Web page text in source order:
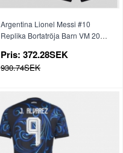
Argentina Lionel Messi #10
Replika Bortatröja Barn VM 2026
Pris: 372.28SEK
930.74SEK